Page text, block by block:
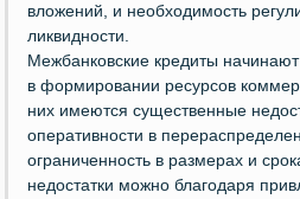
вложений, и необходимость
ликвидности.
Межбанковские кредиты
в формировании ресурсов
них имеются существенные
оперативности в
ограниченность в размерах и
недостатки можно благодаря